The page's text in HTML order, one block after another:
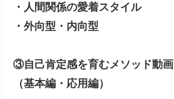
・人間関係の愛着スタイル
・外向型・内向型
③自己肯定感を育むメソッド動画
（基本編・応用編）